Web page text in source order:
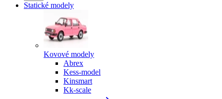
Statické modely
Kovové modely
Abrex
Kess-model
Kinsmart
Kk-scale